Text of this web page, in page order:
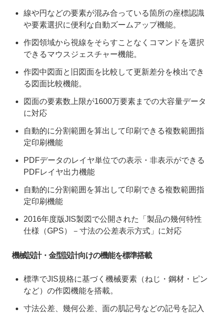
線や円などの要素が混み合っている箇所の座標認識
や要素選択に便利な自動ズームアップ機能。
作図領域から視線をそらすことなくコマンドを選択
できるマウスジェスチャー機能。
作図中図面と旧図面を比較して更新差分を検出でき
る図面比較機能。
図面の要素数上限が1600万要素までの大容量データ
に対応
自動的に分割範囲を算出して印刷できる複数範囲指
定印刷機能
PDFデータのレイヤ単位での表示・非表示ができる
PDFレイヤ出力機能
自動的に分割範囲を算出して印刷できる複数範囲指
定印刷機能
2016年度版JIS製図で公開された「製品の幾何特性
仕様（GPS）－寸法の公差表示方式」に対応
機械設計・金型設計向けの機能を標準搭載
標準でJIS規格に基づく機械要素（ねじ・鋼材・ピン
など）の作図機能を搭載。
寸法公差、幾何公差、面の肌記号などの記号を記入